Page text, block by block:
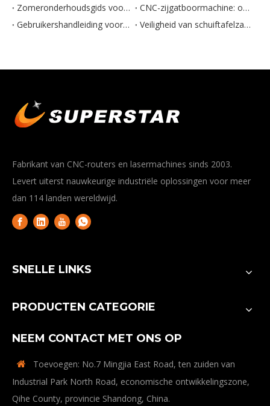
Zomeronderhoudsgids voor lasersnijmachines
CNC-zijgatboormachine: onnauwkeurig boren repareren
Gebruikershandleiding voor een straalzaag: 7 veiligheids- en onderhoudstips
Veiligheid van schuiftafelzagen: 7 essentiële bedieningsregels
Fabrikant van CNC-routers en lasermachines sinds 2003.
Levert uiterst nauwkeurige industriële oplossingen voor meer
dan 114 landen wereldwijd.
SNELLE LINKS
PRODUCTEN CATEGORIE
NEEM CONTACT MET ONS OP

Toevoegen: No.7 Mingjia East Road, ten zuiden van
Industrial Park North Road, economische ontwikkelingszone,
Qihe County, provincie Shandong, China.